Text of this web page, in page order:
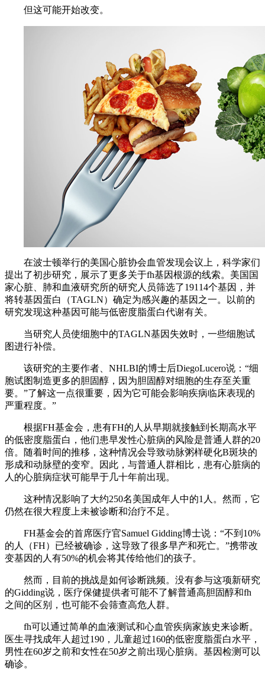
但这可能开始改变。
在波士顿举行的美国心脏协会血管发现会议上，科学家们
提出了初步研究，展示了更多关于fh基因根源的线索。美国国
家心脏、肺和血液研究所的研究人员筛选了19114个基因，并
将转基因蛋白（TAGLN）确定为感兴趣的基因之一。以前的
研究发现这种基因可能与低密度脂蛋白代谢有关。
当研究人员使细胞中的TAGLN基因失效时，一些细胞试
图进行补偿。
该研究的主要作者、NHLBI的博士后DiegoLucero说：“细
胞试图制造更多的胆固醇，因为胆固醇对细胞的生存至关重
要。”了解这一点很重要，因为它可能会影响疾病临床表现的
严重程度。”
根据FH基金会，患有FH的人从早期就接触到长期高水平
的低密度脂蛋白，他们患早发性心脏病的风险是普通人群的20
倍。随着时间的推移，这种情况会导致动脉粥样硬化B斑块的
形成和动脉壁的变窄。因此，与普通人群相比，患有心脏病的
人的心脏病症状可能早于几十年前出现。
这种情况影响了大约250名美国成年人中的1人。然而，它
仍然在很大程度上未被诊断和治疗不足。
FH基金会的首席医疗官Samuel Gidding博士说：“不到10%
的人（FH）已经被确诊，这导致了很多早产和死亡。”携带改
变基因的人有50%的机会将其传给他们的孩子。
然而，目前的挑战是如何诊断跳频。没有参与这项新研究
的Gidding说，医疗保健提供者可能不了解普通高胆固醇和fh
之间的区别，也可能不会筛查高危人群。
fh可以通过简单的血液测试和心血管疾病家族史来诊断。
医生寻找成年人超过190，儿童超过160的低密度脂蛋白水平，
男性在60岁之前和女性在50岁之前出现心脏病。基因检测可以
确诊。